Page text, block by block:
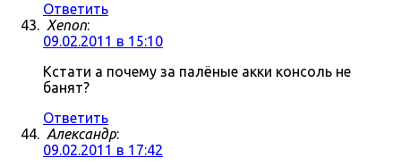
Ответить
Xenon:
09.02.2011 в 15:10
Кстати а почему за палёные акки консоль не
банят?
Ответить
Александр:
09.02.2011 в 17:42